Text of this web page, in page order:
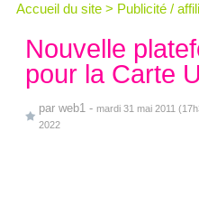
Accueil du site > Publicité /
Nouvelle
pour la Carte U
par web1 - mardi 31 mai 2011
2022